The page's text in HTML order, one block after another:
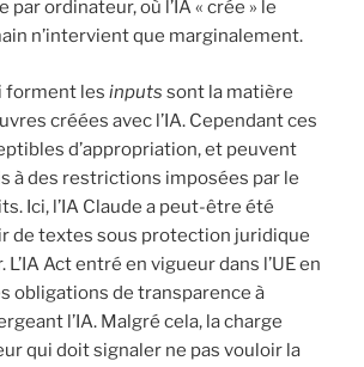
ordinateur, où l’IA « crée » le
n’intervient que marginalement.
forment les inputs sont la matière
créées avec l’IA. Cependant ces
d’appropriation, et peuvent
à des restrictions imposées par le
Ici, l’IA Claude a peut-être été
de textes sous protection juridique
L’IA Act entré en vigueur dans l’UE en
obligations de transparence à
l’IA. Malgré cela, la charge
qui doit signaler ne pas vouloir la